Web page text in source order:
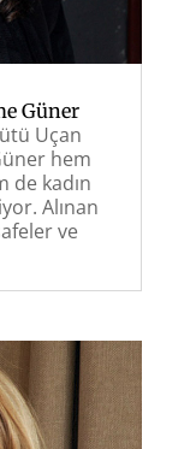
Güner
Uçan
hem
de kadın
Alınan
ve